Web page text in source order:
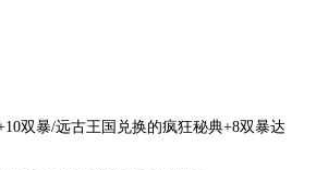
双暴/远古王国兑换的疯狂秘典+8双暴达